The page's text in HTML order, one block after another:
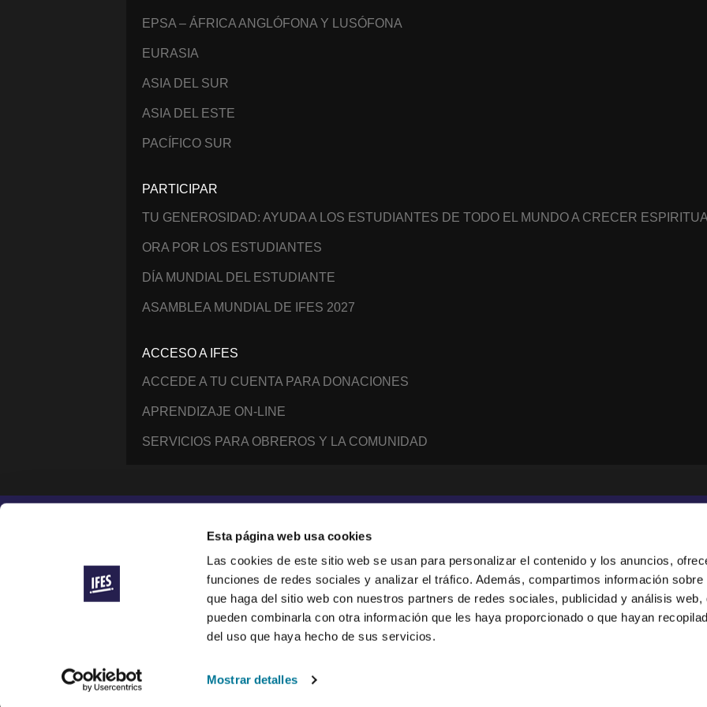
Esta página web usa cookies
Las cookies de este sitio web se usan para personalizar el contenido y los anuncios,
funciones de redes sociales y analizar el tráfico. Además, compartimos información sobre
que haga del sitio web con nuestros partners de redes sociales, publicidad y análisis web,
pueden combinarla con otra información que les haya proporcionado o que hayan
del uso que haya hecho de sus servicios.
Mostrar detalles
EPSA – ÁFRICA ANGLÓFONA Y LUSÓFONA
EURASIA
ASIA DEL SUR
ASIA DEL ESTE
PACÍFICO SUR
PARTICIPAR
TU GENEROSIDAD: AYUDA A LOS ESTUDIANTES DE TODO EL MUNDO A CRECER
ORA POR LOS ESTUDIANTES
DÍA MUNDIAL DEL ESTUDIANTE
ASAMBLEA MUNDIAL DE IFES 2027
ACCESO A IFES
ACCEDE A TU CUENTA PARA DONACIONES
APRENDIZAJE ON-LINE
SERVICIOS PARA OBREROS Y LA COMUNIDAD
International Fellowship of Evangelical Students ®
© 2014–2026 IFES, une organisation déclarée à Lausanne, Suisse.
IFES is a registered charity in England and Wales (247919), and a limited company (876229).
IFES/USA is a registered 501(c)(3) nonprofit organization in the USA.
To see our commitments to how we handle your data, see the